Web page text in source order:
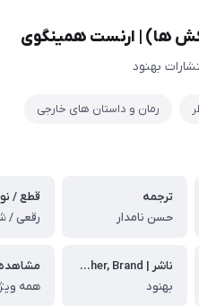
ها) | ارنست همینگوی
بهنود
رمان و داستان های خارجی
ترجمه
حسن نامدار
قطع /
رقعی /
ناشر | Publisher, Brand
بهنود
همه